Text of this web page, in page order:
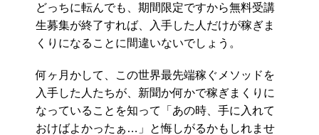
どっちに転んでも、期間限定ですから無料受講
生募集が終了すれば、入手した人だけが稼ぎま
くりになることに間違いないでしょう。
何ヶ月かして、この世界最先端稼ぐメソッドを
入手した人たちが、新聞か何かで稼ぎまくりに
なっていることを知って「あの時、手に入れて
おけばよかったぁ…」と悔しがるかもしれませ